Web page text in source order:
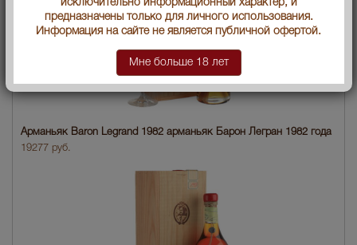
Арманьяк Baron Legrand 1982 арманьяк Барон Легран 1982 года
19277 руб.
исключительно информационный характер, и
предназначены только для личного использования.
Информация на сайте не является публичной офертой.
Мне больше 18 лет